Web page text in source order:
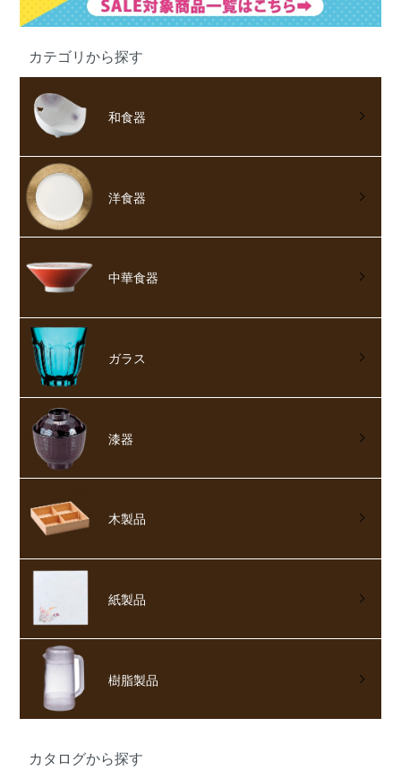
カテゴリから探す
和食器
洋食器
中華食器
ガラス
漆器
木製品
紙製品
樹脂製品
カタログから探す